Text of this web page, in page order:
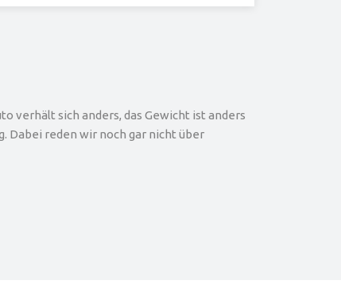
verhält sich anders, das Gewicht ist anders
Dabei reden wir noch gar nicht über